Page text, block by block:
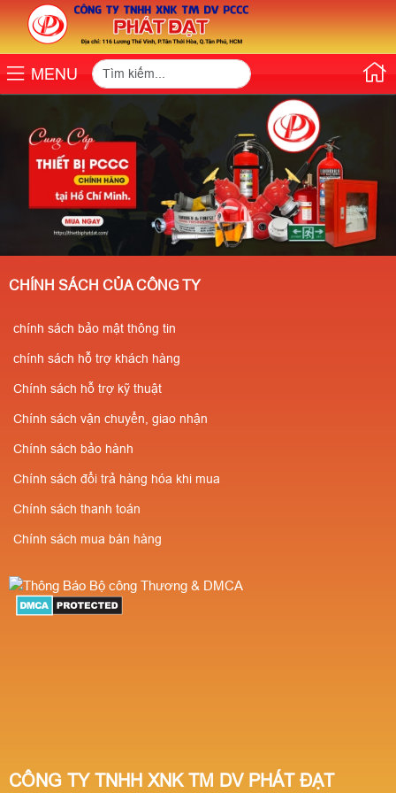
MENU
CÔNG TY TNHH XNK TM DV PHÁT ĐẠT
CHÍNH SÁCH CỦA CÔNG TY
chính sách bảo mật thông tin
chính sách hỗ trợ khách hàng
Chính sách hỗ trợ kỹ thuật
Chính sách vận chuyển, giao nhận
Chính sách bảo hành
Chính sách đổi trả hàng hóa khi mua
Chính sách thanh toán
Chính sách mua bán hàng